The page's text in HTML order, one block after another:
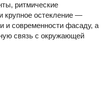
ритмические
крупное остекление —
и современности фасаду, а
связь с окружающей